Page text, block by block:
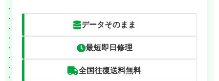
データそのまま
最短即日修理
全国往復送料無料